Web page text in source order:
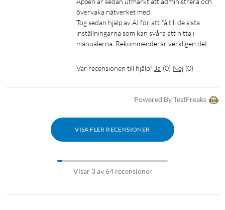
övervaka nätverket med.
Tog sedan hjälp av AI för att få till de sista
inställningarna som kan svåra att hitta i
manualerna. Rekommenderar verkligen det.
Var recensionen till hjälp? Ja (0) Nej (0)
Powered By TestFreaks
VISA FLER RECENSIONER
Visar 3 av 64 recensioner